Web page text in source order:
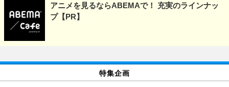
アニメを見るならABEMAで！ 充実のラインナッ
プ【PR】
特集企画